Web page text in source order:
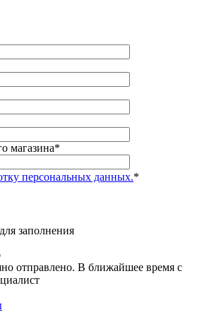
магазина*
персональных данных.*
заполнения
отправлено. В ближайшее время с